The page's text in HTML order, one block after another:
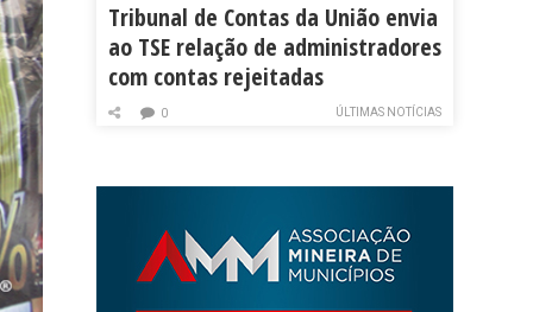
Tribunal de Contas da União envia
ao TSE relação de administradores
com contas rejeitadas
ÚLTIMAS NOTÍCIAS
0